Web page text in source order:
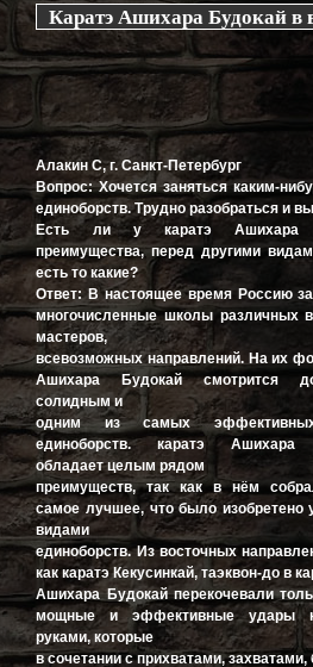
Каратэ Ашихара Будокай в
Алакин С, г. Санкт-Петербург
Вопрос: Хочется заняться каким-
единоборств. Трудно разобраться и
Есть ли у каратэ Ашихара
преимущества, перед другими
есть то какие?
Ответ: В настоящее время Россию
многочисленные школы различных
мастеров,
всевозможных направлений. На их
Ашихара Будокай смотрится
солидным и
одним из самых
единоборств. каратэ Ашихара
обладает целым рядом
преимуществ, так как в нём
самое лучшее, что было изобретено
видами
единоборств. Из восточных
как каратэ Кекусинкай, таэквон-до в
Ашихара Будокай перекочевали
мощные и эффективные удары
руками, которые
в сочетании с прихватами,